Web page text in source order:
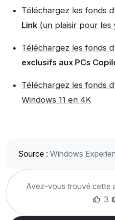
Téléchargez les fonds
Link (un plaisir pour les
Téléchargez les fonds
exclusifs aux PCs
Téléchargez les fonds
Windows 11 en 4K
Source : Windows
Avez-vous trouvé cette
3